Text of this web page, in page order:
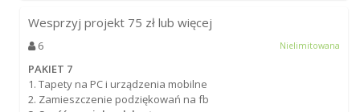
Wesprzyj projekt 75 zł lub więcej
6 Nielimitowana
PAKIET 7
1. Tapety na PC i urządzenia mobilne
2. Zamieszczenie podziękowań na fb